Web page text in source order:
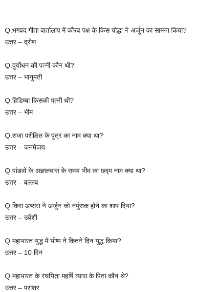
Q.भगवद गीता वार्तालाप में कौरव पक्ष के किस योद्धा ने अर्जुन का सामना किया?
उत्तर – द्रोण
Q.दुर्योधन की पत्नी कौन थी?
उत्तर – भानुमती
Q.हिडिम्बा किसकी पत्नी थी?
उत्तर – भीम
Q.राजा परीक्षित के पुत्र का नाम क्या था?
उत्तर – जनमेजय
Q.पांडवों के अज्ञातवास के समय भीम का छद्म नाम क्या था?
उत्तर – बल्लव
Q.किस अप्सरा ने अर्जुन को नपुंसक होने का शाप दिया?
उत्तर – उर्वशी
Q.महाभारत युद्ध में भीष्म ने कितने दिन युद्ध किया?
उत्तर – 10 दिन
Q.महाभारत के रचयिता महर्षि व्यास के पिता कौन थे?
उत्तर – पराशर